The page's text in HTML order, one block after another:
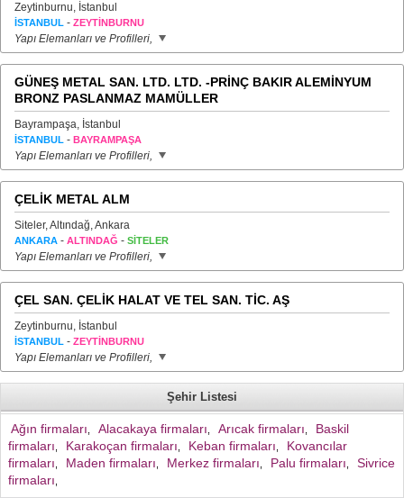
Zeytinburnu, İstanbul
İSTANBUL - ZEYTİNBURNU
Yapı Elemanları ve Profilleri,
GÜNEŞ METAL SAN. LTD. LTD. -PRİNÇ BAKIR ALEMİNYUM
BRONZ PASLANMAZ MAMÜLLER
Bayrampaşa, İstanbul
İSTANBUL - BAYRAMPAŞA
Yapı Elemanları ve Profilleri,
ÇELİK METAL ALM
Siteler, Altındağ, Ankara
ANKARA - ALTINDAĞ - SİTELER
Yapı Elemanları ve Profilleri,
ÇEL SAN. ÇELİK HALAT VE TEL SAN. TİC. AŞ
Zeytinburnu, İstanbul
İSTANBUL - ZEYTİNBURNU
Yapı Elemanları ve Profilleri,
Şehir Listesi
Ağın firmaları Alacakaya firmaları Arıcak firmaları
Baskil
firmaları
Karakoçan firmaları Keban firmaları
Kovancılar
firmaları
Maden firmaları Merkez firmaları Palu firmaları
Sivrice
firmaları